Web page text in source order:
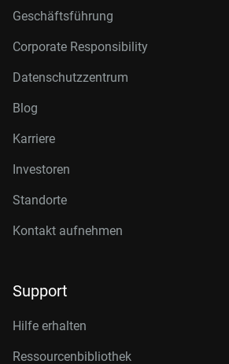
Geschäftsführung
Corporate Responsibility
Datenschutzzentrum
Blog
Karriere
Investoren
Standorte
Kontakt aufnehmen
Support
Hilfe erhalten
Ressourcenbibliothek